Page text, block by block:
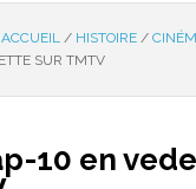
ACCUEIL / HISTOIRE /
SUR TMTV
10 en